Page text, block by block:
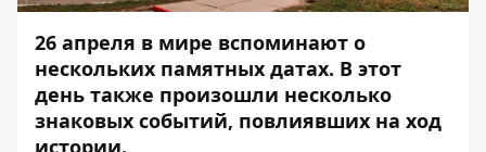
26 апреля в мире вспоминают о
нескольких памятных датах. В этот
день также произошли несколько
знаковых событий, повлиявших на ход
истории.